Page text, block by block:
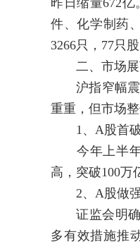
昨日缩量672
件、化学制药
3266只，77只
二、市场展
沪指窄幅震
重重，但市场
1、A股首破
今年上半年
高，突破100万
2、A股做强
证监会明确
多有效措施推